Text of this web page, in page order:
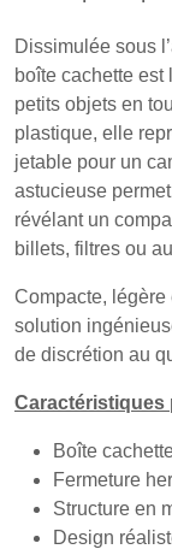
Dissimulée sous
boîte cachette est
petits objets en
plastique, elle
jetable pour un
astucieuse
révélant un
billets, filtres ou
Compacte, légère
solution
de discrétion au
Caractéristiques
Boîte
Fermeture
Structure en
Design